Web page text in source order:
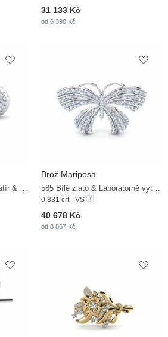
31 133 Kč
od 6 390 Kč
585 Bílé zlato & Růžový safír & Zirkonium
Brož Mariposa
585 Bílé zlato & Laboratorně vytvořené diamanty
0.831 crt - VS
40 678 Kč
od 8 867 Kč